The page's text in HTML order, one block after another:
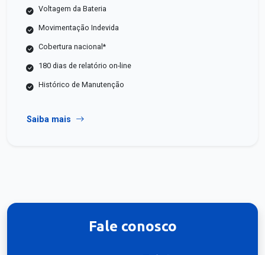
Voltagem da Bateria
Movimentação Indevida
Cobertura nacional*
180 dias de relatório on-line
Histórico de Manutenção
Saiba mais
Fale conosco